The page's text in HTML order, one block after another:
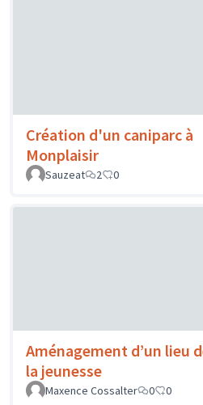
Création d'un caniparc à
Monplaisir
Sauzeat
2 0
Aménagement d’un lieu
la jeunesse
Maxence Cossalter
0 0